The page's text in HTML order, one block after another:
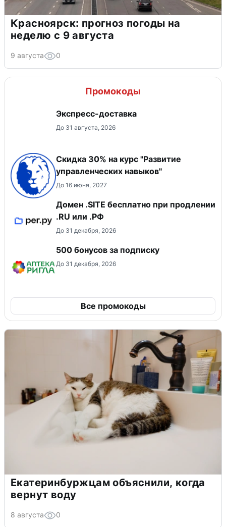
Красноярск: прогноз погоды на
неделю с 9 августа
9 августа 0
Промокоды
Экспресс-доставка
До 31 августа, 2026
Скидка 30% на курс "Развитие
управленческих навыков"
До 16 июня, 2027
Домен .SITE бесплатно при продлении
.RU или .РФ
До 31 декабря, 2026
500 бонусов за подписку
До 31 декабря, 2026
Все промокоды
Екатеринбуржцам объяснили, когда
вернут воду
8 августа 0